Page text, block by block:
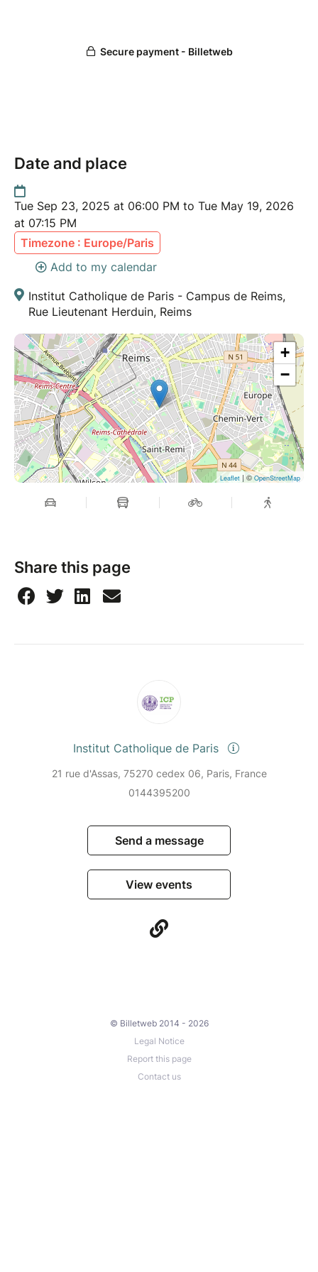
Conférences en présentiel uniquement
être demandé sur déclaration.
Prix :
100€ le cycle (26 conférences)
50€ le semestre
3 types de billets par conférence :
5€ Tarif plein
d’emploi)
des établissements partenaires)
Date and place
Tue Sep 23, 2025 at 06:00 PM to Tue May 19, 2026
at 07:15 PM
Timezone : Europe/Paris
Add to my calendar
Institut Catholique de Paris - Campus de Reims,
Rue Lieutenant Herduin, Reims
+
−
Leaflet | ©OpenStreetMap
Share this page
Institut Catholique de Paris
21 rue d'Assas, 75270 cedex 06, Paris, France
0144395200
Send a message
View events
© Billetweb 2014 - 2026
Legal Notice
Report this page
Contact us